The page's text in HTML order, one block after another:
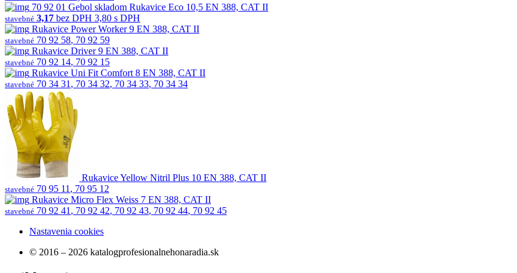
70 92 01 Gebol skladom Rukavice Eco 10,5 EN 388, CAT II
stavebné 3,17 bez DPH 3,80 s DPH
Rukavice Power Worker 9 EN 388, CAT II
stavebné 70 92 58, 70 92 59
Rukavice Driver 9 EN 388, CAT II
stavebné 70 92 14, 70 92 15
Rukavice Uni Fit Comfort 8 EN 388, CAT II
stavebné 70 34 31 , 70 34 32, 70 34 33, 70 34 34
Rukavice Yellow Nitril Plus 10 EN 388, CAT II
stavebné 70 95 11 , 70 95 12
Rukavice Micro Flex Weiss 7 EN 388, CAT II
stavebné 70 92 41 , 70 92 42, 70 92 43, 70 92 44, 70 92 45
Nastavenia cookies
© 2016 – 2026 katalogprofesionalnehonaradia.sk